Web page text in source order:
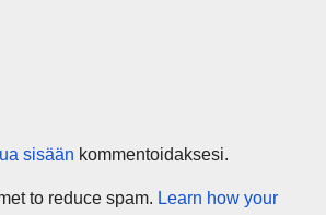
sisään kommentoidaksesi.
to reduce spam. Learn how your